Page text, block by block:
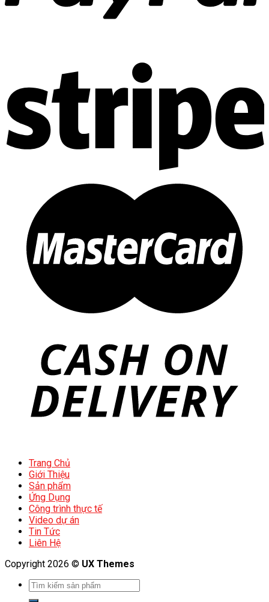
Trang Chủ
Giới Thiệu
Sản phẩm
Ứng Dụng
Công trình thực tế
Video dự án
Tin Tức
Liên Hệ
Copyright 2026 © UX Themes